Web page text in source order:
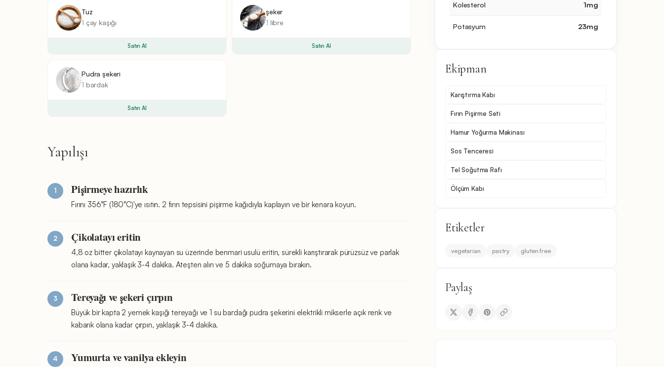
Tuz
1 çay kaşığı
Satın Al
şeker
1 libre
Satın Al
Pudra şekeri
1 bardak
Satın Al
Yapılışı
Pişirmeye hazırlık
Fırını 356°F (180°C)'ye ısıtın. 2 fırın tepsisini pişirme kağıdıyla kaplayın ve bir kenara koyun.
Çikolatayı eritin
4,8 oz bitter çikolatayı kaynayan su üzerinde benmari usulü eritin, sürekli karıştırarak pürüzsüz ve parlak
olana kadar, yaklaşık 3-4 dakika. Ateşten alın ve 5 dakika soğumaya bırakın.
Tereyağı ve şekeri çırpın
Büyük bir kapta 2 yemek kaşığı tereyağı ve 1 su bardağı pudra şekerini elektrikli mikserle açık renk ve
kabarık olana kadar çırpın, yaklaşık 3-4 dakika.
Yumurta ve vanilya ekleyin
Kolesterol 1mg
Potasyum 23mg
Ekipman
Karıştırma Kabı
Fırın Pişirme Seti
Hamur Yoğurma Makinası
Sos Tenceresi
Tel Soğutma Rafı
Ölçüm Kabı
Etiketler
vegetarian pastry gluten free
Paylaş